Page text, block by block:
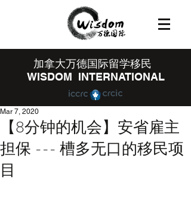
​加拿大万德国际留学移民
WISDOM INTERNATIONAL
【8分钟的机会】安省雇主
担保 --- 槽多无口的移民项
目
Mar 7, 2020